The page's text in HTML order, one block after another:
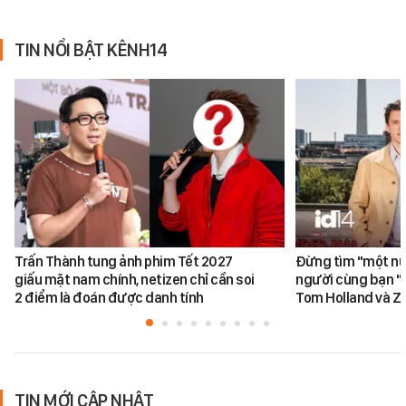
TIN NỔI BẬT KÊNH14
Trấn Thành tung ảnh phim Tết 2027
giấu mặt nam chính, netizen chỉ cần soi
2 điểm là đoán được danh tính
Đừng tìm "một
người cùng bạn
Tom Holland và
TIN MỚI CẬP NHẬT